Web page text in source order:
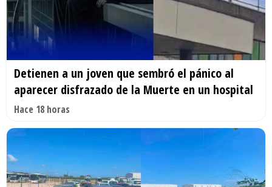
Detienen a un joven que sembró el pánico al
aparecer disfrazado de la Muerte en un hospital
Hace 18 horas